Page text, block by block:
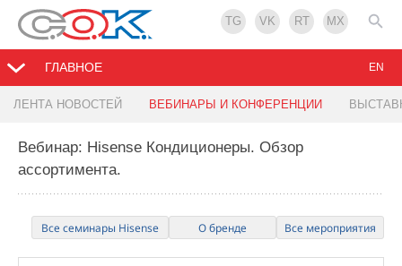
TG VK RT MX
ГЛАВНОЕ
ЛЕНТА НОВОСТЕЙ ВЕБИНАРЫ И КОНФЕРЕНЦИИ
EN
Вебинар: Hisense Кондиционеры. Обзор
ассортимента.
Все семинары Hisense О бренде Все мероприятия